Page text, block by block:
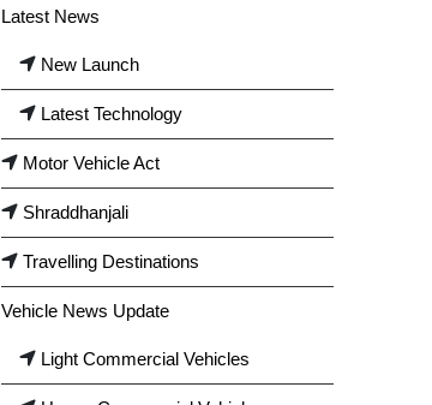
Latest News
New Launch
Latest Technology
Motor Vehicle Act
Shraddhanjali
Travelling Destinations
Vehicle News Update
Light Commercial Vehicles